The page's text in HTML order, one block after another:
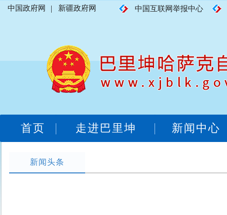
中国政府网 | 新疆政府网 中国互联网举报中心
首页 走进巴里坤 新闻中心
新闻头条